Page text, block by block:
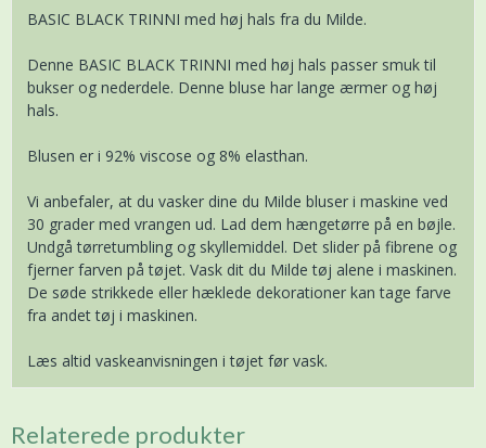
BASIC BLACK TRINNI med høj hals fra du Milde.
Denne BASIC BLACK TRINNI med høj hals passer smuk til
bukser og nederdele. Denne bluse har lange ærmer og høj
hals.
Blusen er i 92% viscose og 8% elasthan.
Vi anbefaler, at du vasker dine du Milde bluser i maskine ved
30 grader med vrangen ud. Lad dem hængetørre på en bøjle.
Undgå tørretumbling og skyllemiddel. Det slider på fibrene og
fjerner farven på tøjet. Vask dit du Milde tøj alene i maskinen.
De søde strikkede eller hæklede dekorationer kan tage farve
fra andet tøj i maskinen.
Læs altid vaskeanvisningen i tøjet før vask.
Relaterede produkter